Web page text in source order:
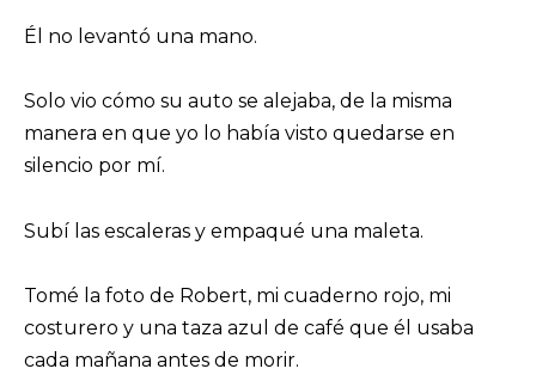
Él no levantó una mano.
Solo vio cómo su auto se alejaba, de la misma
manera en que yo lo había visto quedarse en
silencio por mí.
Subí las escaleras y empaqué una maleta.
Tomé la foto de Robert, mi cuaderno rojo, mi
costurero y una taza azul de café que él usaba
cada mañana antes de morir.